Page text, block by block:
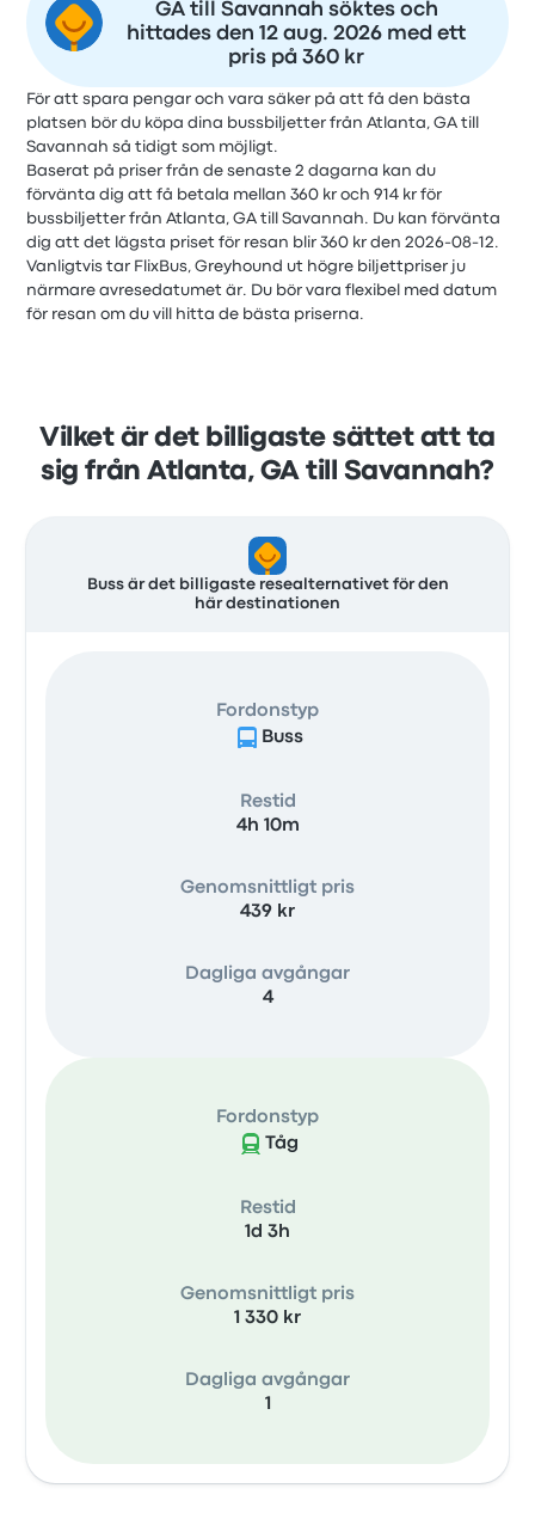
GA till Savannah söktes och
hittades den 12 aug. 2026 med ett
pris på 360 kr
För att spara pengar och vara säker på att få den bästa
platsen bör du köpa dina bussbiljetter från Atlanta, GA till
Savannah så tidigt som möjligt.
Baserat på priser från de senaste 2 dagarna kan du
förvänta dig att få betala mellan 360 kr och 914 kr för
bussbiljetter från Atlanta, GA till Savannah. Du kan förvänta
dig att det lägsta priset för resan blir 360 kr den 2026-08-12.
Vanligtvis tar FlixBus, Greyhound ut högre biljettpriser ju
närmare avresedatumet är. Du bör vara flexibel med datum
för resan om du vill hitta de bästa priserna.
Vilket är det billigaste sättet att ta
sig från Atlanta, GA till Savannah?
Buss är det billigaste resealternativet för den
här destinationen
Fordonstyp
Buss
Restid
4h 10m
Genomsnittligt pris
439 kr
Dagliga avgångar
4
Fordonstyp
Tåg
Restid
1d 3h
Genomsnittligt pris
1 330 kr
Dagliga avgångar
1